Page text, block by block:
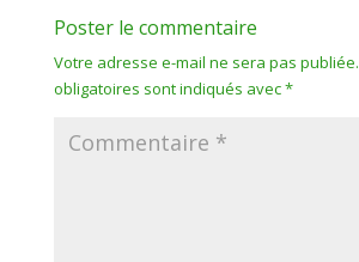
Poster le commentaire
Votre adresse e-mail ne sera pas publiée.
obligatoires sont indiqués avec*